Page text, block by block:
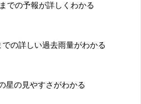
での予報が詳しくわかる
での詳しい過去雨量がわかる
星の見やすさがわかる